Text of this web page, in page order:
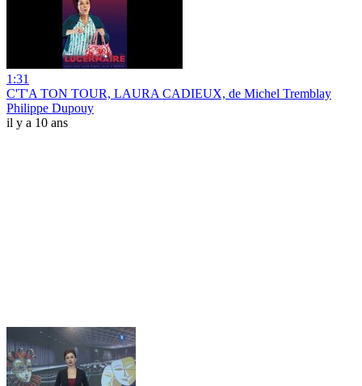
1:31
C'T'A TON TOUR, LAURA CADIEUX, de Michel Tremblay
Philippe Dupouy
il y a 10 ans